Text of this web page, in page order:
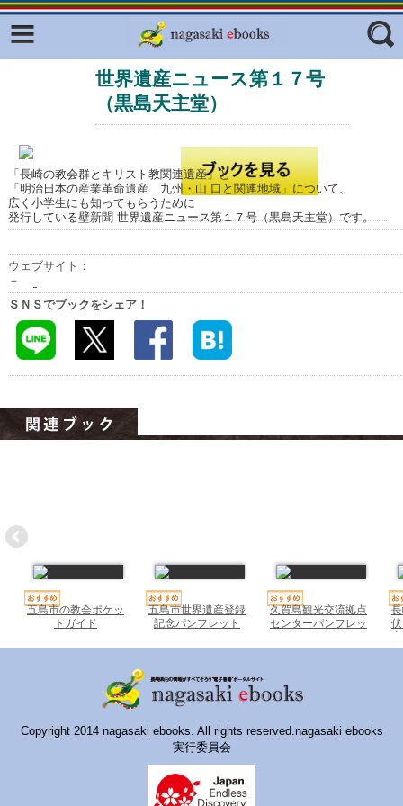
フリーワード
ジャンル
エリア
世界遺産ニュース第１７号
（黒島天主堂）
「長崎の教会群とキリスト教関連遺産」と
「明治日本の産業革命遺産 九州・山 口と関連地域」について、
広く小学生にも知ってもらうために
発行している壁新聞 世界遺産ニュース第１７号（黒島天主堂）です。
ウェブサイト：
－
ＳＮＳでブックをシェア！
五島市の教会ポケッ
トガイド
五島市世界遺産登録
記念パンフレット
久賀島観光交流拠点
センターパンフレッ
Copyright 2014 nagasaki ebooks. All rights reserved.nagasaki ebooks
実行委員会
Facebook
ふくいろキラリプロジェクト
東京観光デジタルパンフレットギャ
ラリー（TOKYO Brochures）
はじめてご利用される方へ
コンテンツ
長崎と天草地方の潜伏キリシタン
関連遺産
ハイスクールナビ
小・中学校ナビ
おおむらebooks
みなみしまばらebooks
ながさき市ebooks
さいかいイーブックス